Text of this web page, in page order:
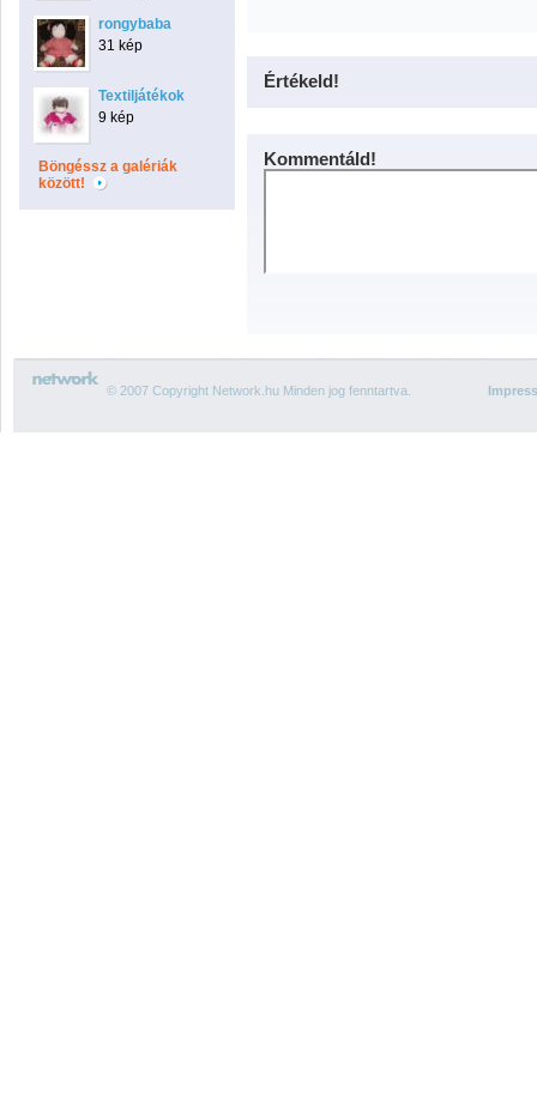
rongybaba
31 kép
Textiljátékok
9 kép
Böngéssz a galériák
között!
Értékeld!
Kommentáld!
© 2007 Copyright Network.hu Minden jog fenntartva.